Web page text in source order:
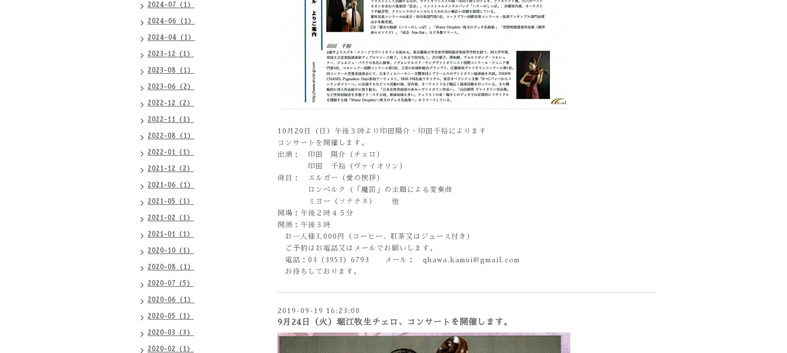
10月20日（日）午後３時より印田陽介・印田千裕によります
コンサートを開催します。
出演： 印田 陽介（チェロ）
印田 千裕（ヴァイオリン）
曲目： エルガー（愛の挨拶）
ロンベルク（「魔笛」の主題による変奏曲
ミヨー（ソナチネ） 他
開場：午後２時４５分
開演：午後３時
お一人様3,000円（コーヒー、紅茶又はジュース付き）
ご予約はお電話又はメールでお願いします。
電話：03（3953）6793 メール： qhawa.kamui@gmail.com
お待ちしております。
2019-09-19 16:23:00
9月24日（火）堀江牧生チェロ、コンサートを開催します。
2024-07（1）
2024-06（1）
2024-04（1）
2023-12（1）
2023-08（1）
2023-06（2）
2022-12（2）
2022-11（1）
2022-08（1）
2022-01（1）
2021-12（2）
2021-06（1）
2021-05（1）
2021-02（1）
2021-01（1）
2020-10（1）
2020-08（1）
2020-07（5）
2020-06（1）
2020-05（1）
2020-03（3）
2020-02（1）